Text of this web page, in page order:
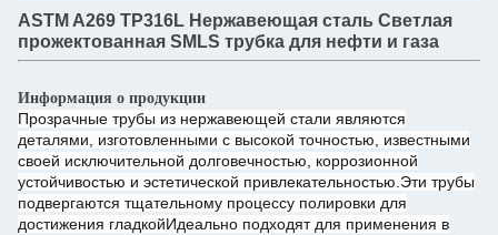
ASTM A269 TP316L Нержавеющая сталь Светлая
прожектованная SMLS трубка для нефти и газа
Информация о продукции
Прозрачные трубы из нержавеющей стали являются
деталями, изготовленными с высокой точностью, известными
своей исключительной долговечностью, коррозионной
устойчивостью и эстетической привлекательностью.Эти трубы
подвергаются тщательному процессу полировки для
достижения гладкойИдеально подходят для применения в